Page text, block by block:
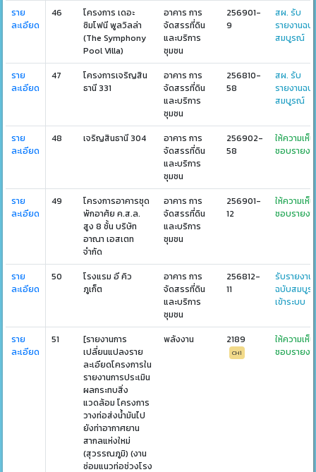
ราย
ละเอียด
46
โครงการ เดอะ
ซิมโฟนี พูลวิลล่า
(The Symphony
Pool Villa)
อาคาร การ
จัดสรรที่ดิน
และบริการ
ชุมชน
256901-
9
สผ. รับ
รายงานฉบั
สมบูรณ์
ราย
ละเอียด
47
โครงการเจริญสิน
ธานี 331
อาคาร การ
จัดสรรที่ดิน
และบริการ
ชุมชน
256810-
58
สผ. รับ
รายงานฉบั
สมบูรณ์
ราย
ละเอียด
48 เจริญสินธานี 304
อาคาร การ
จัดสรรที่ดิน
และบริการ
ชุมชน
256902-
58
ให้ความเห็น
ชอบรายงา
ราย
ละเอียด
49
โครงการอาคารชุด
พักอาศัย ค.ส.ล.
สูง 8 ชั้น บริษัท
อาณา เอสเตท
จำกัด
อาคาร การ
จัดสรรที่ดิน
และบริการ
ชุมชน
256901-
12
ให้ความเห็น
ชอบรายงา
ราย
ละเอียด
50
โรงแรม อี คิว
ภูเก็ต
อาคาร การ
จัดสรรที่ดิน
และบริการ
ชุมชน
256812-
11
รับรายงาน
ฉบับสมบู
เข้าระบบ
ราย
ละเอียด
51
[รายงานการ
เปลี่ยนแปลงราย
ละเอียดโครงการใน
รายงานการประเมิน
ผลกระทบสิ่ง
แวดล้อม โครงการ
วางท่อส่งน้ำมันไป
ยังท่าอากาศยาน
สากลแห่งใหม่
(สุวรรณภูมิ) (งาน
ซ่อมแนวท่อช่วงโรง
พลังงาน 2189
CH1
ให้ความเห็น
ชอบรายงา